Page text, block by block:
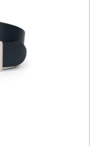
4.86 von 5 Sternen